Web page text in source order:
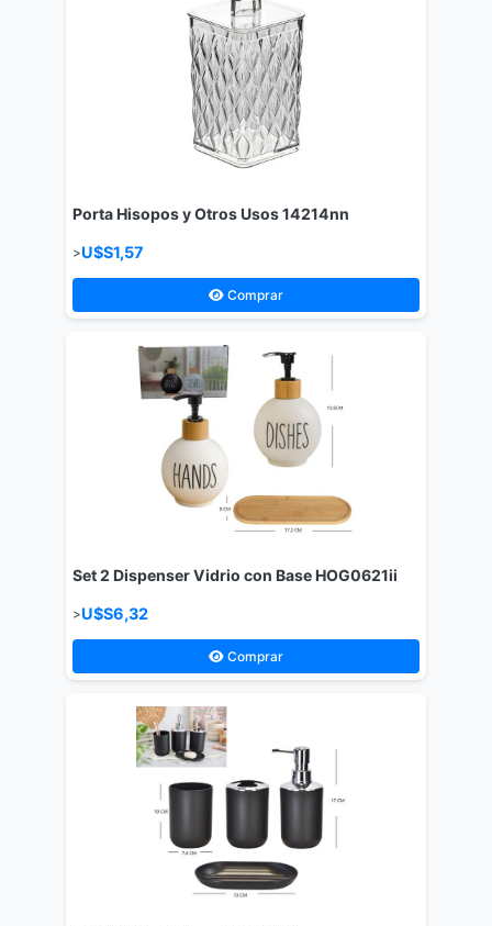
Porta Hisopos y Otros Usos 14214nn
>U$S1,57
Comprar
Set 2 Dispenser Vidrio con Base HOG0621ii
>U$S6,32
Comprar